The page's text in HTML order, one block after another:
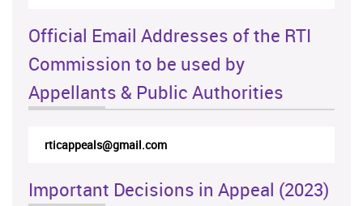
Official Email Addresses of the RTI
Commission to be used by
Appellants & Public Authorities
rticappeals@gmail.com
Important Decisions in Appeal (2023)